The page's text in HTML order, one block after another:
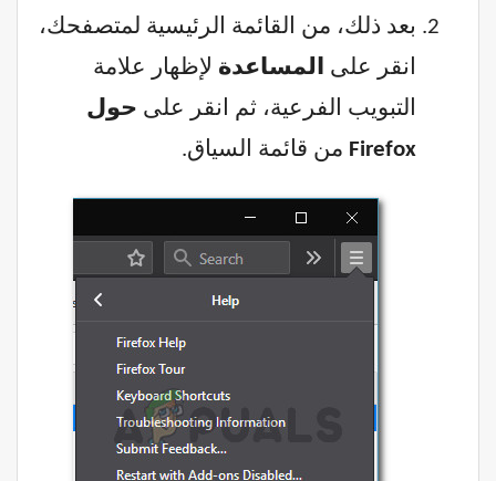
بعد ذلك، من القائمة الرئيسية لمتصفحك،
انقر على
المساعدة لإظهار علامة
التبويب الفرعية، ثم انقر على حول
Firefox من قائمة السياق.